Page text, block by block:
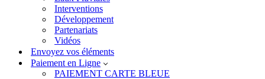
Interventions
Développement
Partenariats
Vidéos
Envoyez vos éléments
Paiement en Ligne
PAIEMENT CARTE BLEUE